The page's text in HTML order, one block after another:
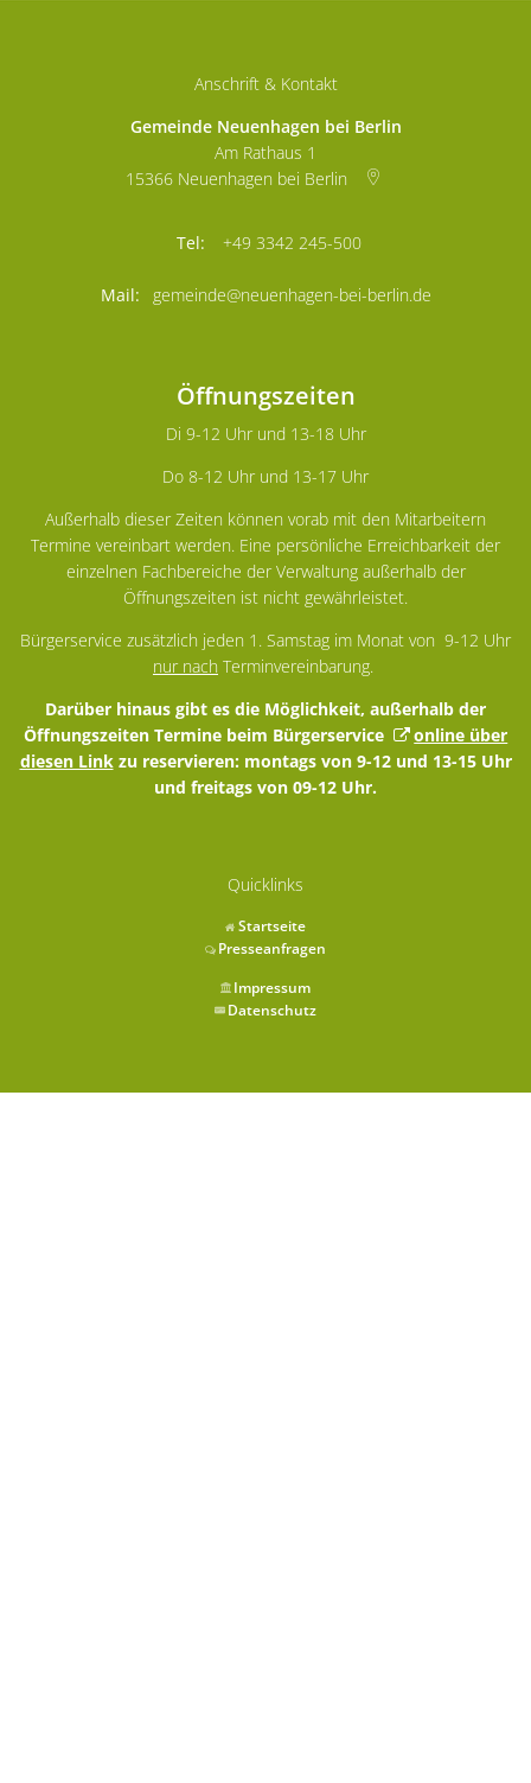
Anschrift & Kontakt
Gemeinde Neuenhagen bei Berlin
Am Rathaus 1
15366 Neuenhagen bei Berlin
+49 3342 245-500
gemeinde@neuenhagen-bei-berlin.de
Öffnungszeiten
Di 9-12 Uhr und 13-18 Uhr
Do 8-12 Uhr und 13-17 Uhr
Außerhalb dieser Zeiten können vorab mit den Mitarbeitern
Termine vereinbart werden. Eine persönliche Erreichbarkeit der
einzelnen Fachbereiche der Verwaltung außerhalb der
Öffnungszeiten ist nicht gewährleistet.
Bürgerservice zusätzlich jeden 1. Samstag im Monat von 9-12 Uhr
nur nach Terminvereinbarung.
Darüber hinaus gibt es die Möglichkeit, außerhalb der
Öffnungszeiten Termine beim Bürgerservice
online über
diesen Linkzu reservieren: montags von 9-12 und 13-15 Uhr
und freitags von 09-12 Uhr.
Quicklinks
Startseite
Presseanfragen
Impressum
Datenschutz